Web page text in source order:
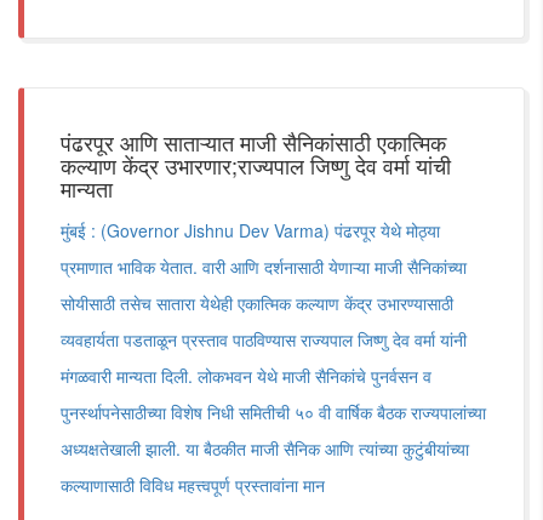
पंढरपूर आणि साताऱ्यात माजी सैनिकांसाठी एकात्मिक
कल्याण केंद्र उभारणार;राज्यपाल जिष्णु देव वर्मा यांची
मान्यता
मुंबई : (Governor Jishnu Dev Varma) पंढरपूर येथे मोठ्या
प्रमाणात भाविक येतात. वारी आणि दर्शनासाठी येणाऱ्या माजी सैनिकांच्या
सोयीसाठी तसेच सातारा येथेही एकात्मिक कल्याण केंद्र उभारण्यासाठी
व्यवहार्यता पडताळून प्रस्ताव पाठविण्यास राज्यपाल जिष्णु देव वर्मा यांनी
मंगळवारी मान्यता दिली. लोकभवन येथे माजी सैनिकांचे पुनर्वसन व
पुनर्स्थापनेसाठीच्या विशेष निधी समितीची ५० वी वार्षिक बैठक राज्यपालांच्या
अध्यक्षतेखाली झाली. या बैठकीत माजी सैनिक आणि त्यांच्या कुटुंबीयांच्या
कल्याणासाठी विविध महत्त्वपूर्ण प्रस्तावांना मान